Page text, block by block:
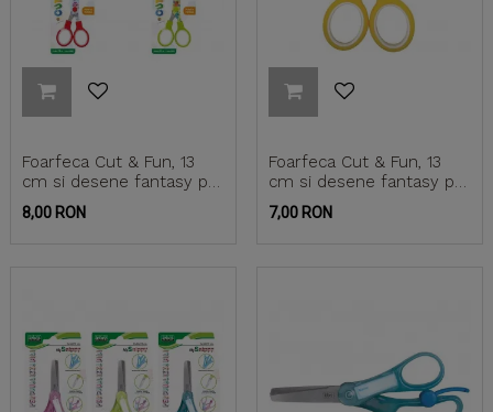
Foarfeca Cut & Fun, 13
cm si desene fantasy pe
lama (blister)
Pret
8,00 RON
Foarfeca Cut & Fun, 13
cm si desene fantasy pe
lama
Pret
7,00 RON